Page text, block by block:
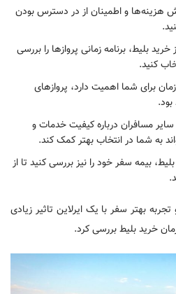
هزینه‌ها و اطمینان از در دسترس بودن
خرید بلیط، برنامه زمانی پروازها را بررسی
کنید.
برای شما اهمیت دارد، پروازهای
مسافران درباره کیفیت خدمات و
به شما در انتخاب بهتر کمک کند.
بیمه سفر خود را نیز بررسی کنید تا از
بهتر سفر با یک ایرلاین تاثیر زیادی
خرید بلیط بررسی کرد.